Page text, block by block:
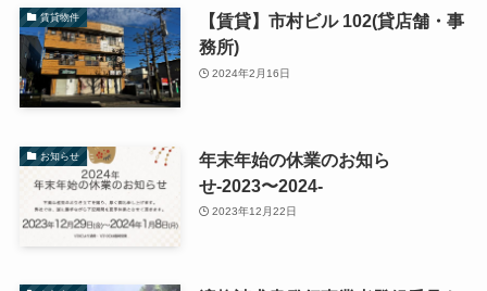
賃貸物件
【賃貸】市村ビル 102(貸店舗・事
務所)
2024年2月16日
お知らせ
年末年始の休業のお知ら
せ-2023〜2024-
2023年12月22日